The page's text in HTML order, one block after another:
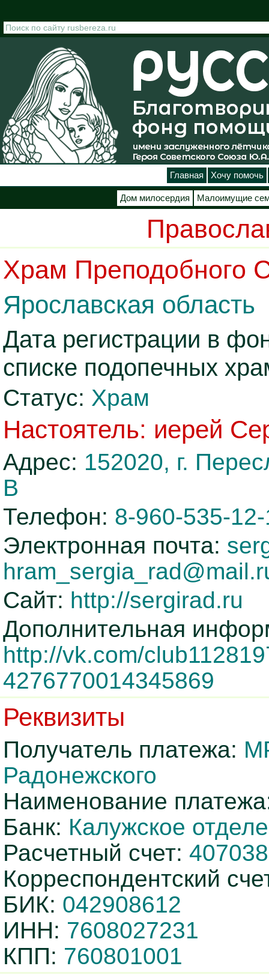
Главная Хочу помочь
Дом милосердия Малоимущие
Храм Преподобного
Ярославская область
Дата регистрации в
списке подопечных
Статус: Храм
Настоятель: иерей
Адрес: 152020, г.
В
Телефон: 8-960-535-
Электронная почта:
Сайт: http://sergirad.ru
Дополнительная
http://vk.com/
4276770014345869
Реквизиты
Получатель платежа:
Радонежского
Наименование
Банк: Калужское
Расчетный счет:
Корреспондентский
БИК: 042908612
ИНН: 7608027231
КПП: 760801001